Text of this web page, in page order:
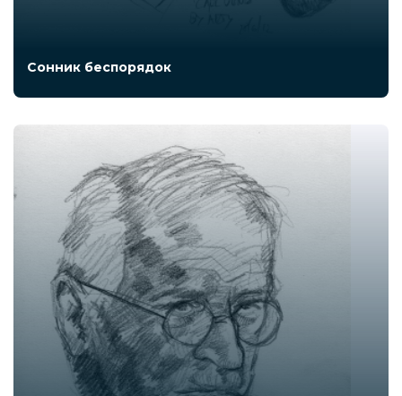
Сонник беспорядок